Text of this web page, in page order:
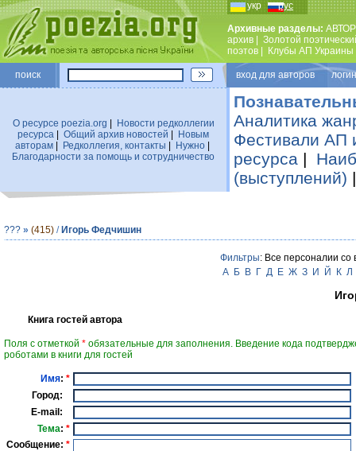
укр рус
Архивные разделы:
архив
Золотой
поэтов
Клубы АП Украины
поиск вход для авторов
О ресурсе poezia.org
Новости редколлегии
ресурса
Общий архив новостей
Новым
авторам| Редколлегия, контакты Нужно|
Благодарности за помощь и сотрудничество
Аналитика
Фестивали АП
ресурса |
(выступлений)
??? » (415) / Игорь Федчишин
Фильтры: Все персоналии со
А
Б В Г Д Е Ж З И Й К Л
Книга гостей автора
Поля с отметкой * обязательные для заполнения. Введение кода
роботами в книги для гостей
Имя: *
Город:
E-mail:
Тема: *
Сообщение: *